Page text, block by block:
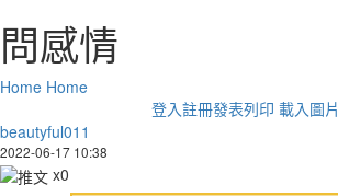
問感情
Home Home
登入註冊發表列印 載入圖片
beautyful011
2022-06-17 10:38
x0